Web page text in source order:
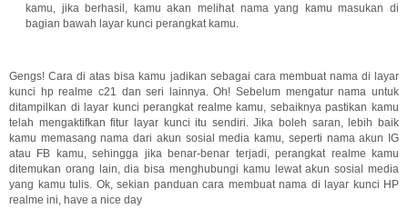
kamu, jika berhasil, kamu akan melihat nama yang kamu masukan di
bagian bawah layar kunci perangkat kamu.
Gengs! Cara di atas bisa kamu jadikan sebagai cara membuat nama di layar
kunci hp realme c21 dan seri lainnya. Oh! Sebelum mengatur nama untuk
ditampilkan di layar kunci perangkat realme kamu, sebaiknya pastikan kamu
telah mengaktifkan fitur layar kunci itu sendiri. Jika boleh saran, lebih baik
kamu memasang nama dari akun sosial media kamu, seperti nama akun IG
atau FB kamu, sehingga jika benar-benar terjadi, perangkat realme kamu
ditemukan orang lain, dia bisa menghubungi kamu lewat akun sosial media
yang kamu tulis. Ok, sekian panduan cara membuat nama di layar kunci HP
realme ini, have a nice day